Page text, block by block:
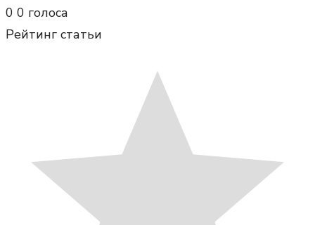
0 0 голоса
Рейтинг статьи